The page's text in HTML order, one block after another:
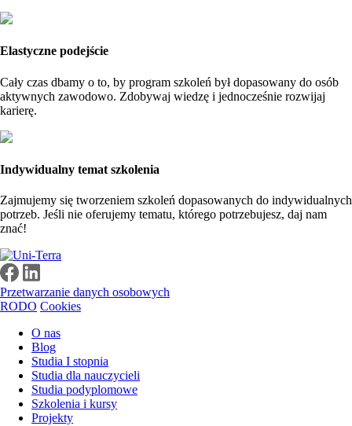
Elastyczne podejście
Cały czas dbamy o to, by program szkoleń był dopasowany do osób
aktywnych zawodowo. Zdobywaj wiedzę i jednocześnie rozwijaj
karierę.
Indywidualny temat szkolenia
Zajmujemy się tworzeniem szkoleń dopasowanych do indywidualnych
potrzeb. Jeśli nie oferujemy tematu, którego potrzebujesz, daj nam
znać!
Przetwarzanie danych osobowych
RODO Cookies
O nas
Blog
Studia I stopnia
Studia dla nauczycieli
Studia podyplomowe
Szkolenia i kursy
Projekty